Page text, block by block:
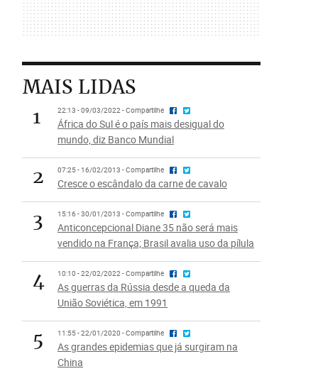
MAIS LIDAS
1
22:13 - 09/03/2022 - Compartilhe
África do Sul é o país mais desigual do
mundo, diz Banco Mundial
2 07:25 - 16/02/2013 - Compartilhe
Cresce o escândalo da carne de cavalo
3 15:16 - 30/01/2013 - Compartilhe
Anticoncepcional Diane 35 não será mais
vendido na França; Brasil avalia uso da pílula
4 10:10 - 22/02/2022 - Compartilhe
As guerras da Rússia desde a queda da
União Soviética, em 1991
5 11:55 - 22/01/2020 - Compartilhe
As grandes epidemias que já surgiram na
China